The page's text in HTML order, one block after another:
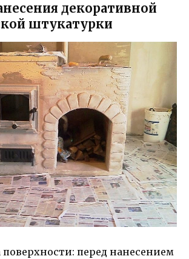
декоративной
штукатурки
поверхности: перед нанесением